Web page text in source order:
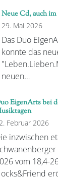
Neue Cd, auch im
29. Mai 2026
Das Duo
konnte das
neuen…
EigenArts bei
Februar 2026
inzwischen
vom 18,4-